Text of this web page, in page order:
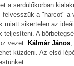
a serdülőkorban
a "harcot" a
miatt sikertelen az
A
vezet. Kálmár János,
küzdeni. Az első